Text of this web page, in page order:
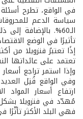
في الواقع، تطرح
سياسة الدعم
الـ60%. بالإضافة
تأثيرًا في الوضع
إذًا تعتبرُ فنزويلا من
تعتمد على عائداتها
وإذا استمر تراجع
وفي الواقع قُتِل
ارتفاع أسعار المواد
مُهدّد في فنزويلا
فهي البلد الأكثر تأثّرًا